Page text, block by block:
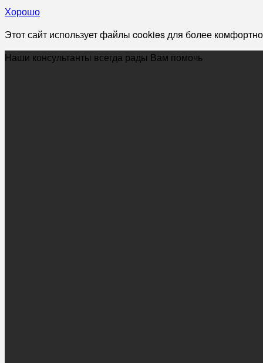
Хорошо
Этот сайт использует файлы cookies для более
Наши консультанты всегда рады Вам помочь